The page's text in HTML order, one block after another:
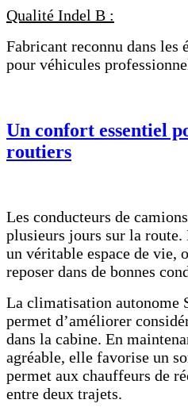
Qualité Indel B :
Fabricant reconnu dans les
pour véhicules
Un confort essentiel
routiers
Les conducteurs de
plusieurs jours sur la
un véritable espace de vie,
reposer dans de bonnes
La climatisation autonome
permet d’améliorer
dans la cabine. En
agréable, elle favorise un
permet aux chauffeurs de
entre deux trajets.